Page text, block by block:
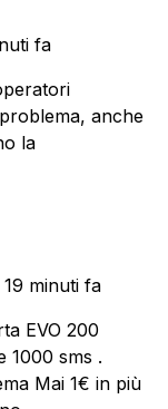
fa
anche
la
19 minuti fa
EVO 200
1000 sms .
Mai 1€ in più